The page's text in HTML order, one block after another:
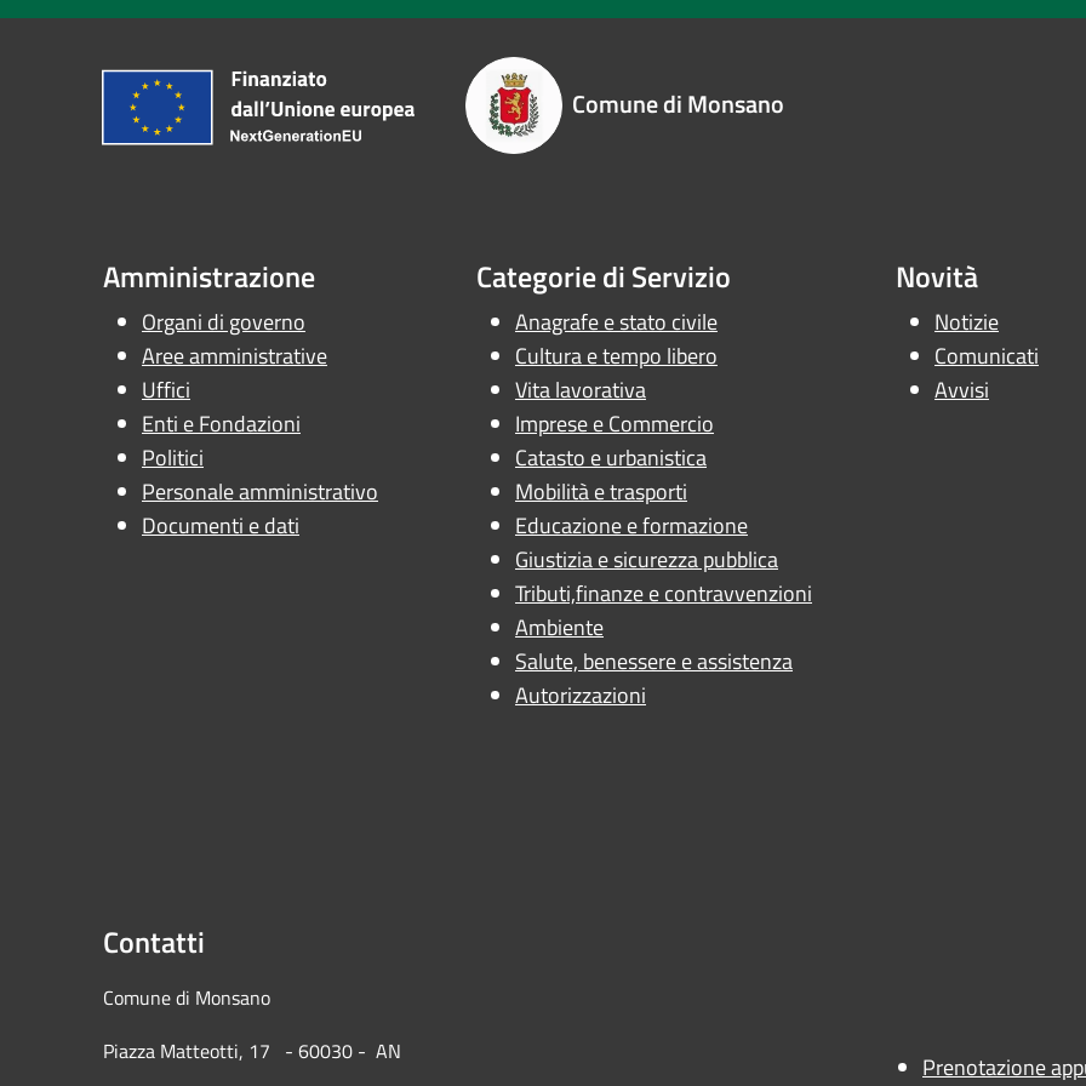
Comune di Monsano
Amministrazione
Organi di governo
Aree amministrative
Uffici
Enti e Fondazioni
Politici
Personale amministrativo
Documenti e dati
Categorie di Servizio
Anagrafe e stato civile
Cultura e tempo libero
Vita lavorativa
Imprese e Commercio
Catasto e urbanistica
Mobilità e trasporti
Educazione e formazione
Giustizia e sicurezza pubblica
Tributi,finanze e contravvenzioni
Ambiente
Salute, benessere e assistenza
Autorizzazioni
Novità
Notizie
Comunicati
Avvisi
Contatti
Comune di Monsano
Piazza Matteotti, 17 - 60030 - AN
Prenotazione